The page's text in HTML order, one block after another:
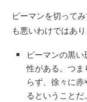
ピーマンを切って
も悪いわけではあり
ピーマンの黒い
性がある。つま
らず、徐々に
るということだ。